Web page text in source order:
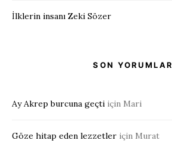
İlklerin insanı Zeki Sözer
SON YORUMLAR
Ay Akrep burcuna geçti için Mari
Göze hitap eden lezzetler için Murat